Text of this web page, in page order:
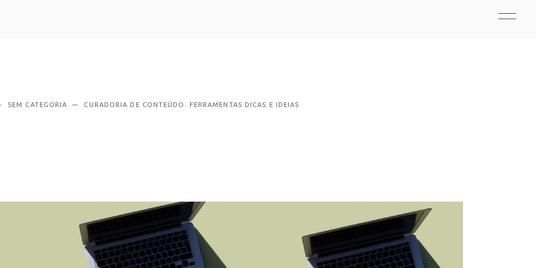
SEM CATEGORIA CURADORIA DE CONTEÚDO: FERRAMENTAS DICAS E IDEIAS